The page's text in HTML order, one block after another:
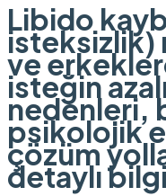
Libido
isteksizlik)
ve
isteğin
nedenleri,
psikolojik
çözüm
detaylı